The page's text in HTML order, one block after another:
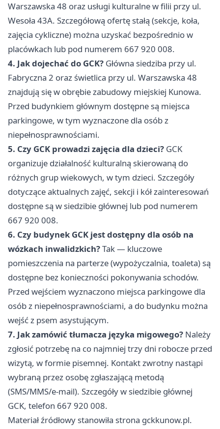
Warszawska 48 oraz usługi kulturalne w filii przy ul.
Wesoła 43A. Szczegółową ofertę stałą (sekcje, koła,
zajęcia cykliczne) można uzyskać bezpośrednio w
placówkach lub pod numerem 667 920 008.
4. Jak dojechać do GCK? Główna siedziba przy ul.
Fabryczna 2 oraz świetlica przy ul. Warszawska 48
znajdują się w obrębie zabudowy miejskiej Kunowa.
Przed budynkiem głównym dostępne są miejsca
parkingowe, w tym wyznaczone dla osób z
niepełnosprawnościami.
5. Czy GCK prowadzi zajęcia dla dzieci? GCK
organizuje działalność kulturalną skierowaną do
różnych grup wiekowych, w tym dzieci. Szczegóły
dotyczące aktualnych zajęć, sekcji i kół zainteresowań
dostępne są w siedzibie głównej lub pod numerem
667 920 008.
6. Czy budynek GCK jest dostępny dla osób na
wózkach inwalidzkich?Tak — kluczowe
pomieszczenia na parterze (wypożyczalnia, toaleta) są
dostępne bez konieczności pokonywania schodów.
Przed wejściem wyznaczono miejsca parkingowe dla
osób z niepełnosprawnościami, a do budynku można
wejść z psem asystującym.
7. Jak zamówić tłumacza języka migowego? Należy
zgłosić potrzebę na co najmniej trzy dni robocze przed
wizytą, w formie pisemnej. Kontakt zwrotny nastąpi
wybraną przez osobę zgłaszającą metodą
(SMS/MMS/e-mail). Szczegóły w siedzibie głównej
GCK, telefon 667 920 008.
Materiał źródłowy stanowiła strona gckkunow.pl.